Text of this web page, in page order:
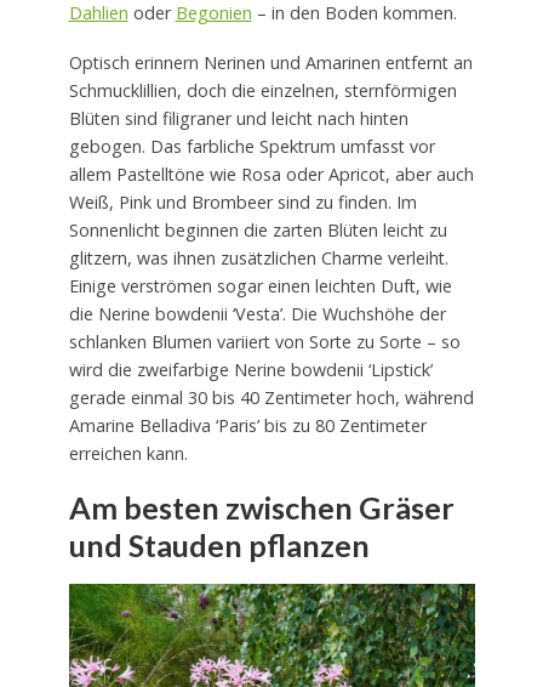
Dahlien oder Begonien – in den Boden kommen.
Optisch erinnern Nerinen und Amarinen entfernt an
Schmucklillien, doch die einzelnen, sternförmigen
Blüten sind filigraner und leicht nach hinten
gebogen. Das farbliche Spektrum umfasst vor
allem Pastelltöne wie Rosa oder Apricot, aber auch
Weiß, Pink und Brombeer sind zu finden. Im
Sonnenlicht beginnen die zarten Blüten leicht zu
glitzern, was ihnen zusätzlichen Charme verleiht.
Einige verströmen sogar einen leichten Duft, wie
die Nerine bowdenii ‘Vesta’. Die Wuchshöhe der
schlanken Blumen variiert von Sorte zu Sorte – so
wird die zweifarbige Nerine bowdenii ‘Lipstick’
gerade einmal 30 bis 40 Zentimeter hoch, während
Amarine Belladiva ‘Paris’ bis zu 80 Zentimeter
erreichen kann.
Am besten zwischen Gräser
und Stauden pflanzen